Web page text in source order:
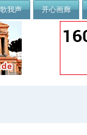
我声 开心画廊